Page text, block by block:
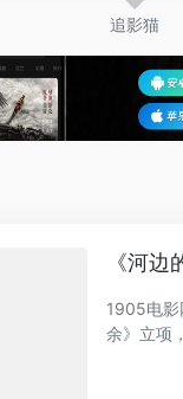
追影猫
《河
1905电影
余》立项